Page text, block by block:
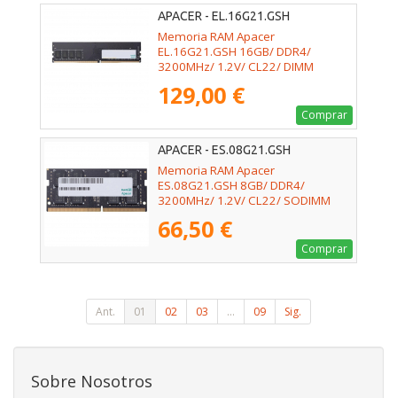
APACER - EL.16G21.GSH
Memoria RAM Apacer
EL.16G21.GSH 16GB/ DDR4/
3200MHz/ 1.2V/ CL22/ DIMM
129,00 €
Comprar
APACER - ES.08G21.GSH
Memoria RAM Apacer
ES.08G21.GSH 8GB/ DDR4/
3200MHz/ 1.2V/ CL22/ SODIMM
66,50 €
Comprar
Ant. 01 02 03 ... 09 Sig.
Sobre Nosotros